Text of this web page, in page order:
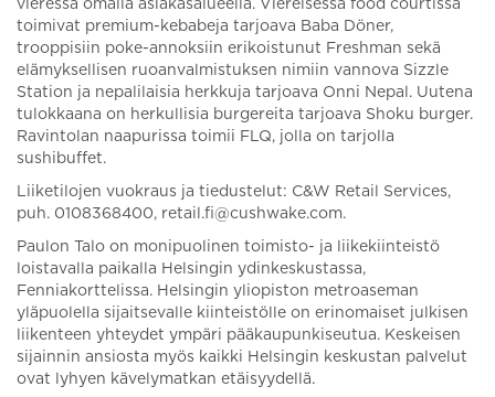
vieressä omalla asiakasalueella. Viereisessä food courtissa
toimivat premium-kebabeja tarjoava Baba Döner,
trooppisiin poke-annoksiin erikoistunut Freshman sekä
elämyksellisen ruoanvalmistuksen nimiin vannova Sizzle
Station ja nepalilaisia herkkuja tarjoava Onni Nepal. Uutena
tulokkaana on herkullisia burgereita tarjoava Shoku burger.
Ravintolan naapurissa toimii FLQ, jolla on tarjolla
sushibuffet.
Liiketilojen vuokraus ja tiedustelut: C&W Retail Services,
puh. 0108368400, retail.fi@cushwake.com.
Paulon Talo on monipuolinen toimisto- ja liikekiinteistö
loistavalla paikalla Helsingin ydinkeskustassa,
Fenniakorttelissa. Helsingin yliopiston metroaseman
yläpuolella sijaitsevalle kiinteistölle on erinomaiset julkisen
liikenteen yhteydet ympäri pääkaupunkiseutua. Keskeisen
sijainnin ansiosta myös kaikki Helsingin keskustan palvelut
ovat lyhyen kävelymatkan etäisyydellä.